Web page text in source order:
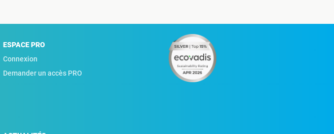
ESPACE PRO
Connexion
Demander un accès PRO